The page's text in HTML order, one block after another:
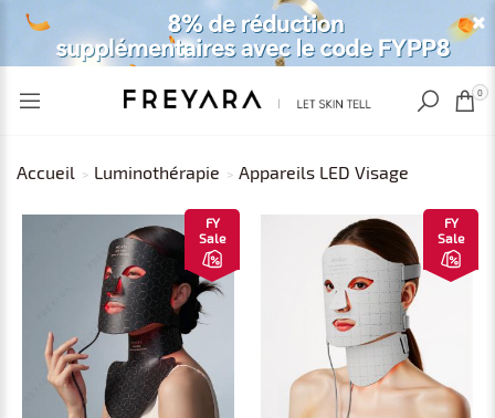
EUR 0
Accueil Luminothérapie Appareils LED Visage
FY
Sale
FY
Sale